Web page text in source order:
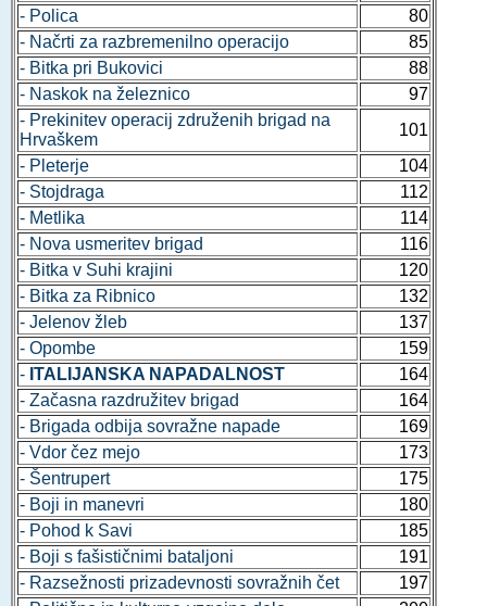
- Polica
80
- Načrti za razbremenilno operacijo
85
- Bitka pri Bukovici
88
- Naskok na železnico
97
- Prekinitev operacij združenih brigad na
Hrvaškem
101
- Pleterje
104
- Stojdraga
112
- Metlika
114
- Nova usmeritev brigad
116
- Bitka v Suhi krajini
120
- Bitka za Ribnico
132
- Jelenov žleb
137
- Opombe
159
- ITALIJANSKA NAPADALNOST
164
- Začasna razdružitev brigad
164
- Brigada odbija sovražne napade
169
- Vdor čez mejo
173
- Šentrupert
175
- Boji in manevri
180
- Pohod k Savi
185
- Boji s fašističnimi bataljoni
191
- Razsežnosti prizadevnosti sovražnih čet
197